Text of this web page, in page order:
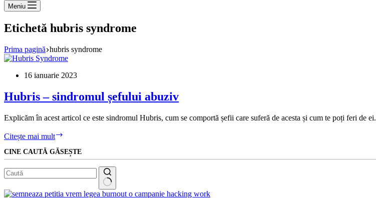
Meniu
Etichetă hubris syndrome
Prima pagină hubris syndrome
16 ianuarie 2023
Hubris – sindromul șefului abuziv
Explicăm în acest articol ce este sindromul Hubris, cum se comportă șefii care suferă de acesta și cum te poți feri de ei.
Citește mai mult
sindromul
șefului
abuziv
CINE CAUTĂ GĂSEȘTE
Niciun